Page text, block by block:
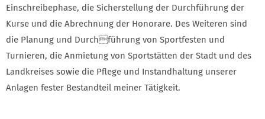
Einschreibephase, die Sicherstellung der Durchführung der
Kurse und die Abrechnung der Honorare. Des Weiteren sind
die Planung und Durchführung von Sportfesten und
Turnieren, die Anmietung von Sportstätten der Stadt und des
Landkreises sowie die Pflege und Instandhaltung unserer
Anlagen fester Bestandteil meiner Tätigkeit.